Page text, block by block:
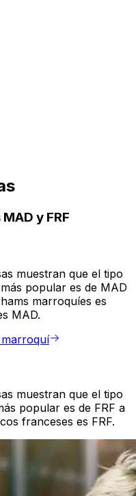
y FRF
muestran que el tipo
popular es de MAD
marroquíes es
MAD.
muestran que el tipo
popular es de FRF a
franceses es FRF.